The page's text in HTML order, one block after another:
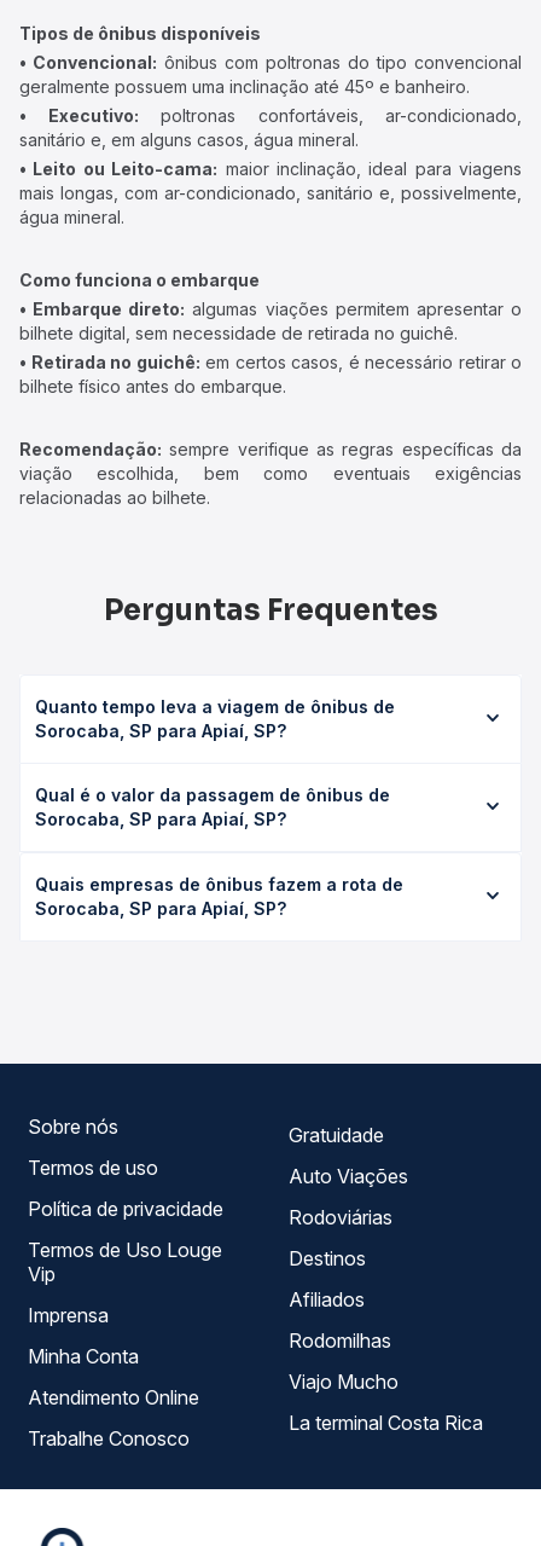
Tipos de ônibus disponíveis
• Convencional: ônibus com poltronas do tipo convencional
geralmente possuem uma inclinação até 45º e banheiro.
• Executivo: poltronas confortáveis, ar-condicionado,
sanitário e, em alguns casos, água mineral.
• Leito ou Leito-cama: maior inclinação, ideal para viagens
mais longas, com ar-condicionado, sanitário e, possivelmente,
água mineral.
Como funciona o embarque
• Embarque direto: algumas viações permitem apresentar o
bilhete digital, sem necessidade de retirada no guichê.
• Retirada no guichê: em certos casos, é necessário retirar o
bilhete físico antes do embarque.
Recomendação: sempre verifique as regras específicas da
viação escolhida, bem como eventuais exigências
relacionadas ao bilhete.
Perguntas Frequentes
Quanto tempo leva a viagem de ônibus de
Sorocaba, SP para Apiaí, SP?
em média 4h 46min, podendo variar conforme a viação, o
tipo de serviço (convencional, executivo ou leito) e as
opção na data desejada.
Qual é o valor da passagem de ônibus de
Sorocaba, SP para Apiaí, SP?
Apiaí, SP custa em média R$ 92,37 e varia conforme a
data da viagem, a empresa, o tipo de poltrona e a
Quais empresas de ônibus fazem a rota de
Sorocaba, SP para Apiaí, SP?
Sobre nós
Termos de uso
Política de privacidade
Termos de Uso Louge
Vip
Imprensa
Minha Conta
Atendimento Online
Trabalhe Conosco
Gratuidade
Auto Viações
Rodoviárias
Destinos
Afiliados
Rodomilhas
Viajo Mucho
La terminal Costa Rica